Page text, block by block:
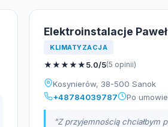
Elektroinstalacje
KLIMATYZACJA
★★★★★5.0/5(5 opinii)
Kosynierów, 38-500 Sanok
+48784039787
Po
"Z przyjemnością chciałbym